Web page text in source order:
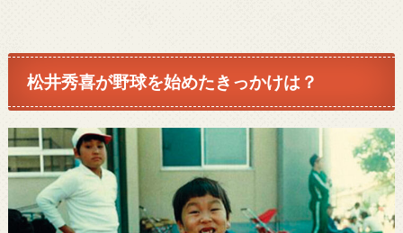
松井秀喜が野球を始めたきっかけは？